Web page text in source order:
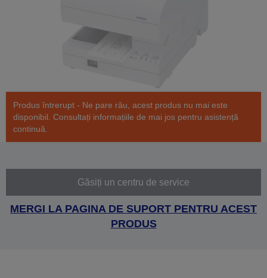
Produs întrerupt - Ne pare rău, acest produs nu mai este
disponibil. Consultați informațiile de mai jos pentru asistență
continuă.
Găsiți un centru de service
MERGI LA PAGINA DE SUPORT PENTRU ACEST
PRODUS